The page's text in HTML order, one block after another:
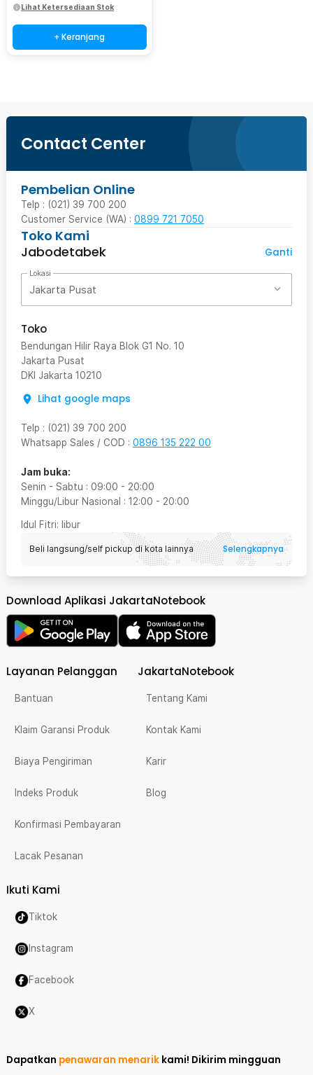
Lihat Ketersediaan Stok
+ Keranjang
Contact Center
Pembelian Online
Telp : (021) 39 700 200
Customer Service (WA) : 0899 721 7050
Toko Kami
Jabodetabek
Ganti
Lokasi
Jakarta Pusat
Toko
Bendungan Hilir Raya Blok G1 No. 10
Jakarta Pusat
DKI Jakarta 10210
Lihat google maps
Telp : (021) 39 700 200
Whatsapp Sales / COD : 0896 135 222 00
Jam buka:
Senin - Sabtu : 09:00 - 20:00
Minggu/Libur Nasional : 12:00 - 20:00
Idul Fitri: libur
Beli langsung/self pickup di kota lainnya Selengkapnya
Download Aplikasi JakartaNotebook
Layanan Pelanggan
Bantuan
Klaim Garansi Produk
Biaya Pengiriman
Indeks Produk
Konfirmasi Pembayaran
Lacak Pesanan
JakartaNotebook
Tentang Kami
Kontak Kami
Karir
Blog
Ikuti Kami
Tiktok
Instagram
Facebook
X
Dapatkan penawaran menarik kami! Dikirim mingguan